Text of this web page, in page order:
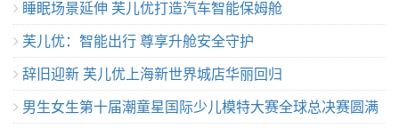
验睡眠场景延伸 芙儿优打造汽车智能保姆舱
芙儿优：智能出行 尊享升舱安全守护
辞旧迎新 芙儿优上海新世界城店华丽回归
男生女生第十届潮童星国际少儿模特大赛全球总决赛圆满